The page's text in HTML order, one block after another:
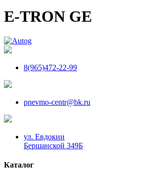
E-TRON GE
8(965)472-22-99
pnevmo-centr@bk.ru
ул. Евдокии
Бершанской 349Б
Каталог